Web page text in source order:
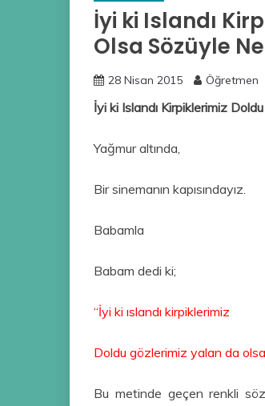
İyi ki Islandı
Olsa Sözüyle
28 Nisan 2015 Öğretmen
İyi ki Islandı Kirpiklerimiz
Yağmur altında,
Bir sinemanın kapısındayız.
Babamla
Babam dedi ki;
“İyi ki ıslandı kirpiklerimiz
Doldu gözlerimiz yalan da
Bu metinde geçen renkli